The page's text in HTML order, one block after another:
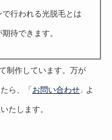
行われる光脱毛とは
待できます。
制作しています。万が
ら、「 お問い合わせ」 よ
たします。